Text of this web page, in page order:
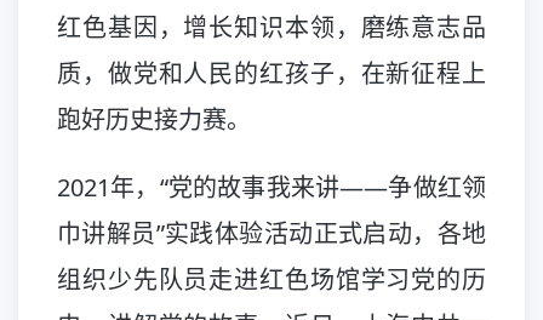
红色基因，增长知识本领，磨练意志品
质，做党和人民的红孩子，在新征程上
跑好历史接力赛。
2021年，“党的故事我来讲——争做红领
巾讲解员”实践体验活动正式启动，各地
组织少先队员走进红色场馆学习党的历